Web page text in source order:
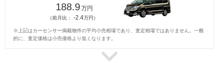
188.9万円
（前月比： -2.4万円）
※上記はカーセンサー掲載物件の平均小売相場であり、査定相場ではありません。一般
的に、査定価格は小売価格より低くなります。